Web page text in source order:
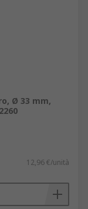
Ø 33 mm,
12,96 €/unità